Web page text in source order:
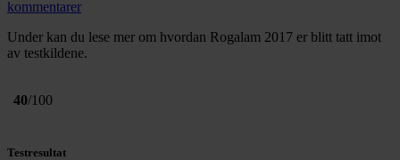
kommentarer
Under kan du lese mer om hvordan Rogalam 2017 er blitt tatt imot
av testkildene.
40/100
Testresultat